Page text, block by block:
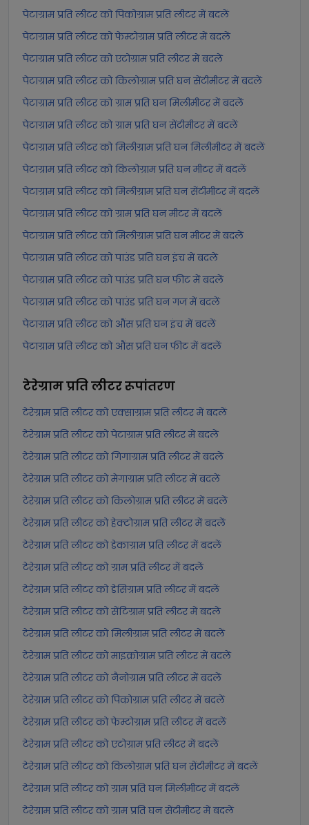
पेटाग्राम प्रति लीटर को पिकोग्राम प्रति लीटर में बदलें
पेटाग्राम प्रति लीटर को फेम्टोग्राम प्रति लीटर में बदलें
पेटाग्राम प्रति लीटर को एटोग्राम प्रति लीटर में बदलें
पेटाग्राम प्रति लीटर को किलोग्राम प्रति घन सेंटीमीटर में बदलें
पेटाग्राम प्रति लीटर को ग्राम प्रति घन मिलीमीटर में बदलें
पेटाग्राम प्रति लीटर को ग्राम प्रति घन सेंटीमीटर में बदलें
पेटाग्राम प्रति लीटर को मिलीग्राम प्रति घन मिलीमीटर में बदलें
पेटाग्राम प्रति लीटर को किलोग्राम प्रति घन मीटर में बदलें
पेटाग्राम प्रति लीटर को मिलीग्राम प्रति घन सेंटीमीटर में बदलें
पेटाग्राम प्रति लीटर को ग्राम प्रति घन मीटर में बदलें
पेटाग्राम प्रति लीटर को मिलीग्राम प्रति घन मीटर में बदलें
पेटाग्राम प्रति लीटर को पाउंड प्रति घन इंच में बदलें
पेटाग्राम प्रति लीटर को पाउंड प्रति घन फीट में बदलें
पेटाग्राम प्रति लीटर को पाउंड प्रति घन गज में बदलें
पेटाग्राम प्रति लीटर को औंस प्रति घन इंच में बदलें
पेटाग्राम प्रति लीटर को औंस प्रति घन फीट में बदलें
टेरेग्राम प्रति लीटररूपांतरण
टेरेग्राम प्रति लीटर को एक्साग्राम प्रति लीटर में बदलें
टेरेग्राम प्रति लीटर को पेटाग्राम प्रति लीटर में बदलें
टेरेग्राम प्रति लीटर को गिगाग्राम प्रति लीटर में बदलें
टेरेग्राम प्रति लीटर को मेगाग्राम प्रति लीटर में बदलें
टेरेग्राम प्रति लीटर को किलोग्राम प्रति लीटर में बदलें
टेरेग्राम प्रति लीटर को हेक्टोग्राम प्रति लीटर में बदलें
टेरेग्राम प्रति लीटर को डेकाग्राम प्रति लीटर में बदलें
टेरेग्राम प्रति लीटर को ग्राम प्रति लीटर में बदलें
टेरेग्राम प्रति लीटर को डेसिग्राम प्रति लीटर में बदलें
टेरेग्राम प्रति लीटर को सेंटिग्राम प्रति लीटर में बदलें
टेरेग्राम प्रति लीटर को मिलीग्राम प्रति लीटर में बदलें
टेरेग्राम प्रति लीटर को माइक्रोग्राम प्रति लीटर में बदलें
टेरेग्राम प्रति लीटर को नैनोग्राम प्रति लीटर में बदलें
टेरेग्राम प्रति लीटर को पिकोग्राम प्रति लीटर में बदलें
टेरेग्राम प्रति लीटर को फेम्टोग्राम प्रति लीटर में बदलें
टेरेग्राम प्रति लीटर को एटोग्राम प्रति लीटर में बदलें
टेरेग्राम प्रति लीटर को किलोग्राम प्रति घन सेंटीमीटर में बदलें
टेरेग्राम प्रति लीटर को ग्राम प्रति घन मिलीमीटर में बदलें
टेरेग्राम प्रति लीटर को ग्राम प्रति घन सेंटीमीटर में बदलें